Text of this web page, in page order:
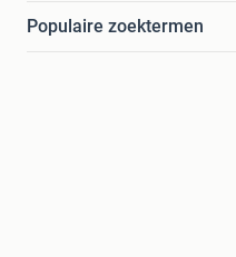
Populaire zoektermen